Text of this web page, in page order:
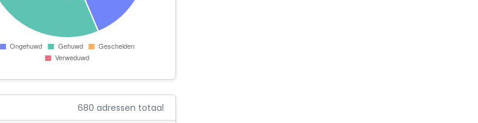
680 adressen totaal